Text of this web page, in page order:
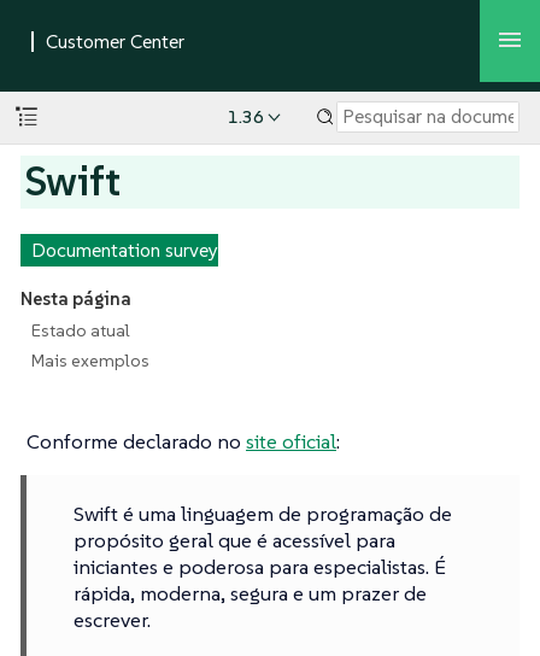
1.36
Swift
Documentation survey
Nesta página
Estado atual
Mais exemplos
Conforme declarado no site oficial:
Swift é uma linguagem de programação de
propósito geral que é acessível para
iniciantes e poderosa para especialistas. É
rápida, moderna, segura e um prazer de
escrever.